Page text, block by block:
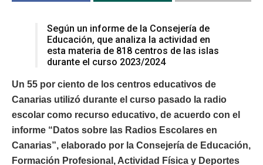
Según un informe de la Consejería de
Educación, que analiza la actividad en
esta materia de 818 centros de las islas
durante el curso 2023/2024
Un 55 por ciento de los centros educativos de
Canarias utilizó durante el curso pasado la radio
escolar como recurso educativo, de acuerdo con el
informe “Datos sobre las Radios Escolares en
Canarias”, elaborado por la Consejería de Educación,
Formación Profesional, Actividad Física y Deportes